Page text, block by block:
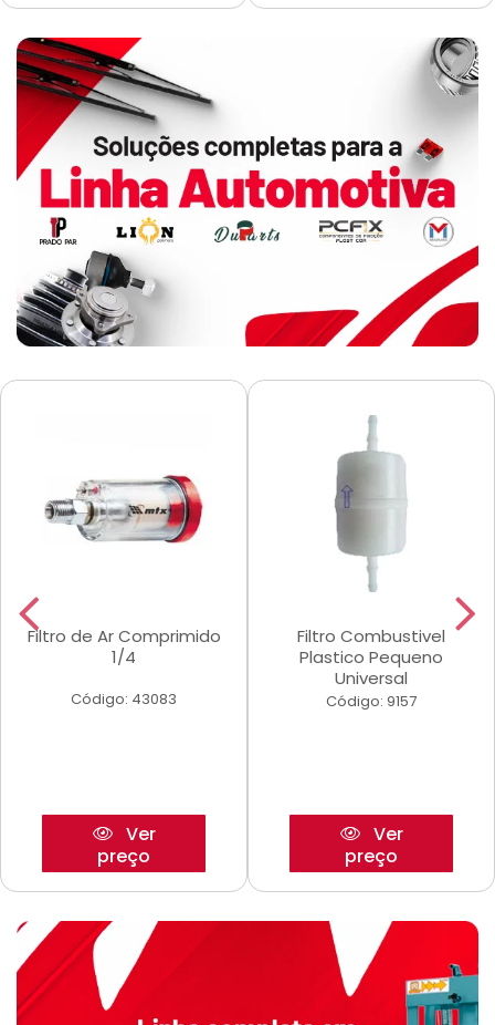
Filtro de Ar Comprimido
1/4
Código: 43083
Ver
preço
Filtro Combustivel
Plastico Pequeno
Universal
Código: 9157
Ver
preço